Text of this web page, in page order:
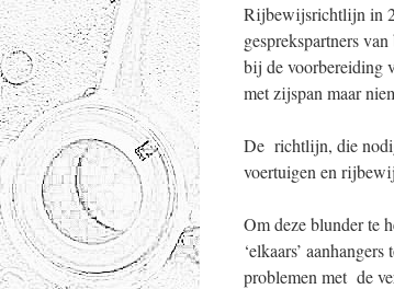
Rijbewijsrichtlijn in
gesprekspartners
bij de voorbereiding
met zijspan maar
De richtlijn, die
voertuigen en
Om deze blunder te
‘elkaars’
problemen met de